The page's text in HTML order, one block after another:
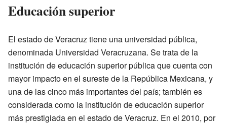
Educación superior
El estado de Veracruz tiene una universidad pública,
denominada Universidad Veracruzana. Se trata de la
institución de educación superior pública que cuenta con
mayor impacto en el sureste de la República Mexicana, y
una de las cinco más importantes del país; también es
considerada como la institución de educación superior
más prestigiada en el estado de Veracruz. En el 2010, por